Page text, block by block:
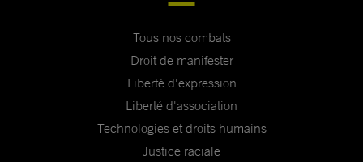
Tous nos combats
Droit de manifester
Liberté d'expression
Liberté d'association
Technologies et droits humains
Justice raciale